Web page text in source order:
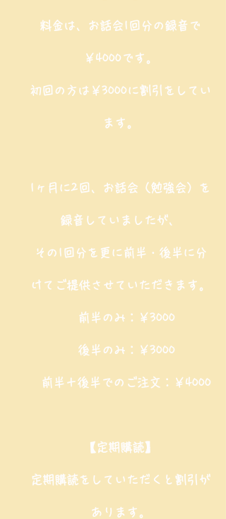
料金は、お話会1回分の録音で
￥4000です。
初回の方は￥3000に割引をしてい
ます。
1ヶ月に2回、お話会（勉強会）を
録音していましたが、
その1回分を更に前半・後半に分
けてご提供させていただきます。
前半のみ：￥3000
後半のみ：￥3000
前半＋後半でのご注文：￥4000
【定期購読】
定期購読をしていただくと割引が
あります。